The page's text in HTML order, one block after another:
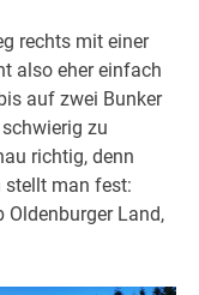
rechts mit einer
also eher einfach
auf zwei Bunker
zu
richtig, denn
stellt man fest:
Land,